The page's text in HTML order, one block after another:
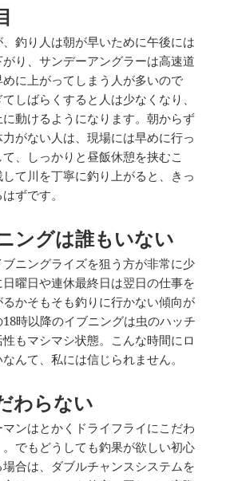
釣り人は朝が早いために午後には
り、サンデーアングラーは高速道
に上がってしまう人が多いので
しばらくすると人は少なくなり、
動けるようになります。朝からず
がない人は、現場には早めに行っ
、しっかりと昼飯休憩を挟むこ
て川を丁寧に釣り上がると、きっ
ずです。
ングは誰もいない
ニングライズを狙う方が非常に少
曜日や連休最終日は翌日の仕事を
かそもそも釣りに行かない傾向が
時以降のイブニングは虫のハッチ
もマシマシ状態。こんな時間にロ
んて、私には信じられません。
わらない
ンはとかくドライフライにこだわ
でもどうしても釣果が欲しい初心
合は、ダブルチャンスシステムを